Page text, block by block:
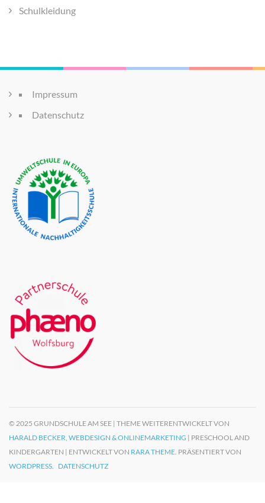
Schulkleidung
Impressum
Datenschutz
© 2025 GRUNDSCHULE AM SEE | THEME WEITERENTWICKELT VON
HARALD BECKER, WEBDESIGN & ONLINEMARKETING | PRESCHOOL AND
KINDERGARTEN | ENTWICKELT VON RARA THEME . PRÄSENTIERT VON
WORDPRESS.
DATENSCHUTZ